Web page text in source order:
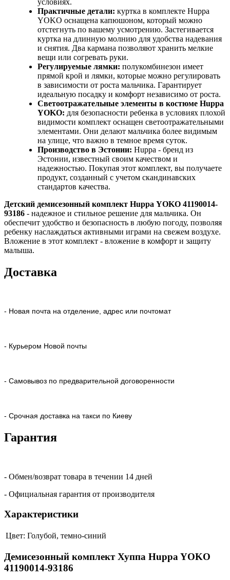
Практичные детали: куртка в комплекте Huppa
YOKO оснащена капюшоном, который можно
отстегнуть по вашему усмотрению. Застегивается
куртка на длинную молнию для удобства надевания
и снятия. Два кармана позволяют хранить мелкие
вещи или согревать руки.
Регулируемые лямки: полукомбинезон имеет
прямой крой и лямки, которые можно регулировать
в зависимости от роста мальчика. Гарантирует
идеальную посадку и комфорт независимо от роста.
Светоотражательные элементы в костюме Huppa
YOKO: для безопасности ребенка в условиях плохой
видимости комплект оснащен светоотражательными
элементами. Они делают мальчика более видимым
на улице, что важно в темное время суток.
Производство в Эстонии: Huppa - бренд из
Эстонии, известный своим качеством и
надежностью. Покупая этот комплект, вы получаете
продукт, созданный с учетом скандинавских
стандартов качества.
Детский демисезонный комплект Huppa YOKO 41190014-
93186 - надежное и стильное решение для мальчика. Он
обеспечит удобство и безопасность в любую погоду, позволяя
ребенку наслаждаться активными играми на свежем воздухе.
Вложение в этот комплект - вложение в комфорт и защиту
малыша.
Доставка
- Новая почта на отделение, адрес или почтомат
- Курьером Новой почты
- Самовывоз по предварительной договоренности
- Срочная доставка на такси по Киеву
Гарантия
- Обмен/возврат товара в течении 14 дней
- Официальная гарантия от производителя
Характеристики
Цвет: Голубой, темно-синий
Демисезонный комплект Хуппа Huppa YOKO
41190014-93186